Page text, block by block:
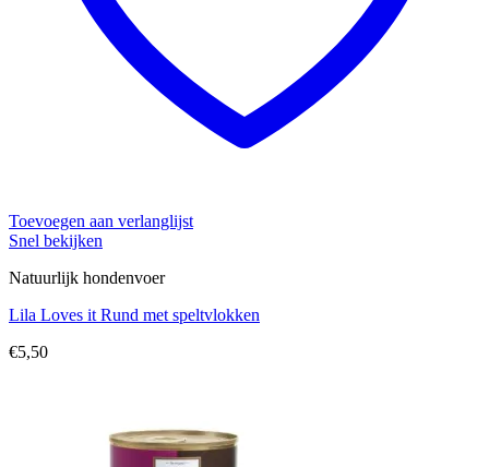
Toevoegen aan verlanglijst
Snel bekijken
Natuurlijk hondenvoer
Lila Loves it Rund met speltvlokken
€5,50